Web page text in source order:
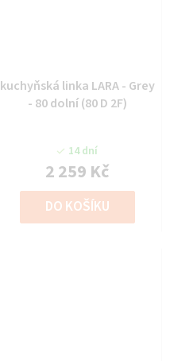
kuchyňská linka LARA - Grey
- 80 dolní (80 D 2F)
14 dní
2 259 Kč
DO KOŠÍKU